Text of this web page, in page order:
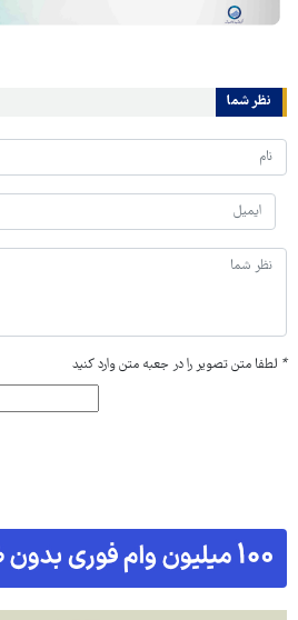
نظر شما
* لطفا متن تصویر را در جعبه متن وارد کنید